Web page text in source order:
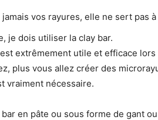
jamais vos rayures, elle ne sert pas
je dois utiliser la clay bar.
extrêmement utile et efficace lors
plus vous allez créer des
vraiment nécessaire.
en pâte ou sous forme de gant